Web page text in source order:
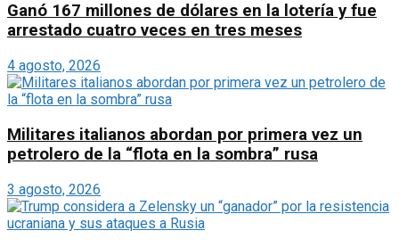
Ganó 167 millones de dólares en la lotería y fue
arrestado cuatro veces en tres meses
4 agosto, 2026
Militares italianos abordan por primera vez un
petrolero de la “flota en la sombra” rusa
3 agosto, 2026